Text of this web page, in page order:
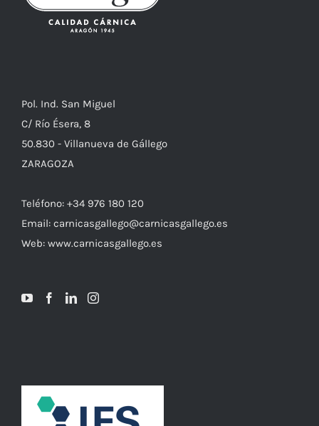
Pol. Ind. San Miguel
C/ Río Ésera, 8
50.830 - Villanueva de Gállego
ZARAGOZA
Teléfono: +34 976 180 120
Email: carnicasgallego@carnicasgallego.es
Web: www.carnicasgallego.es